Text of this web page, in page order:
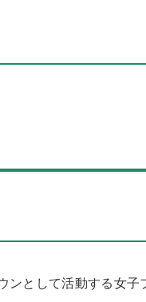
ンとして活動する女子